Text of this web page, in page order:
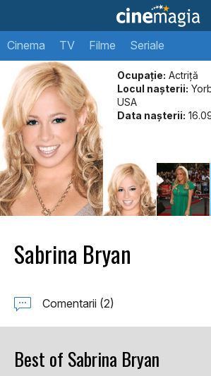
Cinema TV Filme Seriale
Ocupație: Actriţă
Locul naşterii:
USA
Data naşterii:
Sabrina Bryan
Comentarii (2)
Best of Sabrina Bryan